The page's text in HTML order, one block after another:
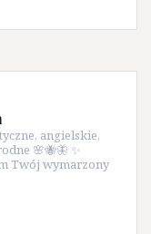
angielskie,
🌸🐝🦋 ✨
Twój wymarzony